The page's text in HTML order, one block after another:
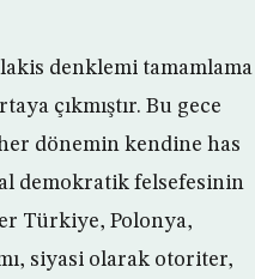
denklemi tamamlama
çıkmıştır. Bu gece
dönemin kendine has
demokratik felsefesinin
Türkiye, Polonya,
siyasi olarak otoriter,